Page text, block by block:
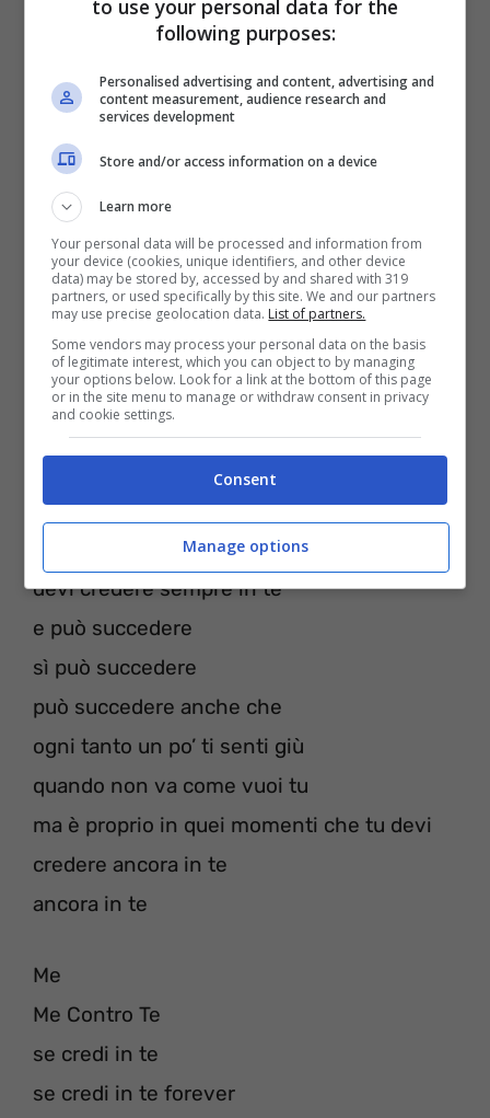
Se sogni di suonare e cantare canzoni
sappi che la doccia può essere un palco
e se invece vuoi giocare e segnare i rigori
allora casa intera diventa uno stadio
Nessuno può dirti chi sarai
nessuno può dirlo tranne te
dipende da quanto ti impegnerai anche se
non è facile
Devi credere
devi credere sempre in te
e può succedere
sì può succedere
può succedere anche che
ogni tanto un po’ ti senti giù
quando non va come vuoi tu
ma è proprio in quei momenti che tu devi
credere ancora in te
ancora in te
Me
Me Contro Te
se credi in te
se credi in te forever
to use your personal data for the
following purposes:
Personalised advertising and content, advertising and
content measurement, audience research and
services development
Store and/or access information on a device
Learn more
Your personal data will be processed and information from
your device (cookies, unique identifiers, and other device
data) may be stored by, accessed by and shared with 319
partners, or used specifically by this site. We and our partners
may use precise geolocation data. List of partners.
Some vendors may process your personal data on the basis
of legitimate interest, which you can object to by managing
your options below. Look for a link at the bottom of this page
or in the site menu to manage or withdraw consent in privacy
and cookie settings.
Consent
Manage options